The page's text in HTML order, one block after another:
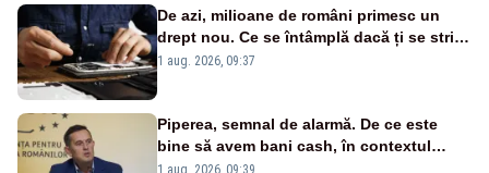
De azi, milioane de români primesc un
drept nou. Ce se întâmplă dacă ți se strică
un produs
1 aug. 2026, 09:37
Piperea, semnal de alarmă. De ce este
bine să avem bani cash, în contextul
alertei energetice?
1 aug. 2026, 09:39